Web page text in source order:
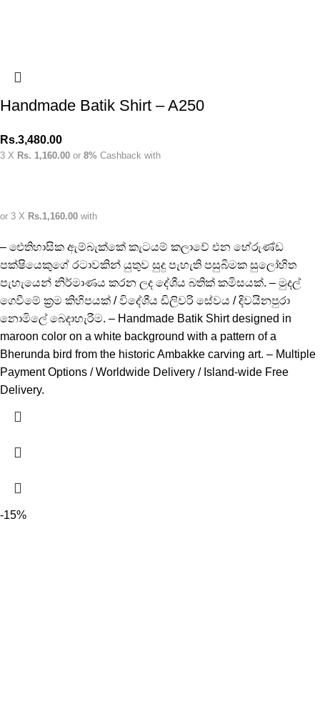
Handmade Batik Shirt – A250
Rs.3,480.00
3 X Rs. 1,160.00 or 8% Cashback with
or 3 X Rs.1,160.00 with
– ඓතිහාසික ඇම්බැක්කේ කැටයම් කලාවේ එන භේරුණ්ඩ
පක්ෂියෙකුගේ රටාවකින් යුතුව සුදු පැහැති පසුබිමක සුලෝහිත
පැහැයෙන් නිර්මාණය කරන ලද දේශීය බතික් කමිසයක්. – මුදල්
ගෙවීමේ ක්‍රම කිහිපයක් / විදේශීය ඩිලිවරි සේවය / දිවයිනපුරා
නොමිලේ බෙදාහැරීම. – Handmade Batik Shirt designed in
maroon color on a white background with a pattern of a
Bherunda bird from the historic Ambakke carving art. – Multiple
Payment Options / Worldwide Delivery / Island-wide Free
Delivery.
-15%